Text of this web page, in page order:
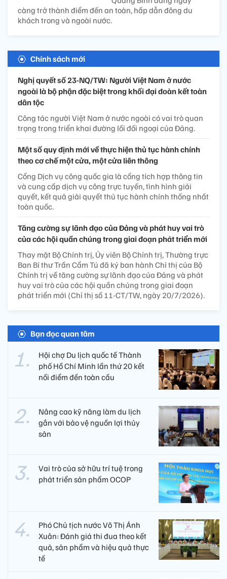
càng trở thành điểm đến an toàn, hấp dẫn đông du
khách trong và ngoài nước.
Chính sách mới
Nghị quyết số 23-NQ/TW: Người Việt Nam ở nước
ngoài là bộ phận đặc biệt trong khối đại đoàn kết toàn
dân tộc
Công tác người Việt Nam ở nước ngoài có vai trò quan
trọng trong triển khai đường lối đối ngoại của Đảng.
Một số quy định mới về thực hiện thủ tục hành chính
theo cơ chế một cửa, một cửa liên thông
Cổng Dịch vụ công quốc gia là cổng tích hợp thông tin
và cung cấp dịch vụ công trực tuyến, tình hình giải
quyết, kết quả giải quyết thủ tục hành chính thống nhất
toàn quốc.
Tăng cường sự lãnh đạo của Đảng và phát huy vai trò
của các hội quần chúng trong giai đoạn phát triển mới
Thay mặt Bộ Chính trị, Ủy viên Bộ Chính trị, Thường trực
Ban Bí thư Trần Cẩm Tú đã ký ban hành Chỉ thị của Bộ
Chính trị về tăng cường sự lãnh đạo của Đảng và phát
huy vai trò của các hội quần chúng trong giai đoạn
phát triển mới (Chỉ thị số 11-CT/TW, ngày 20/7/2026).
Bạn đọc quan tâm
Hội chợ Du lịch quốc tế Thành
phố Hồ Chí Minh lần thứ 20 kết
nối điểm đến toàn cầu
Nâng cao kỹ năng làm du lịch
gắn với bảo vệ nguồn lợi thủy
sản
Vai trò của sở hữu trí tuệ trong
phát triển sản phẩm OCOP
Phó Chủ tịch nước Võ Thị Ánh
Xuân: Đánh giá thi đua theo kết
quả, sản phẩm và hiệu quả thực
tế